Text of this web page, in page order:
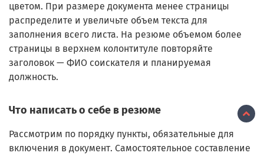
цветом. При размере документа менее страницы
распределите и увеличьте объем текста для
заполнения всего листа. На резюме объемом более
страницы в верхнем колонтитуле повторяйте
заголовок — ФИО соискателя и планируемая
должность.
Что написать о себе в резюме
Рассмотрим по порядку пункты, обязательные для
включения в документ. Самостоятельное составление